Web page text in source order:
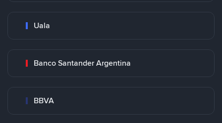
Uala
Banco Santander Argentina
BBVA